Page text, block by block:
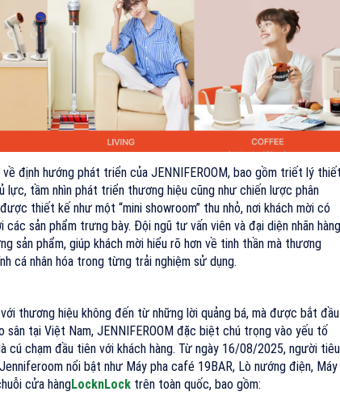
định hướng phát triển của JENNIFEROOM, bao gồm triết lý
lực, tầm nhìn phát triển thương hiệu cũng như chiến lược phân
thiết kế như một “mini showroom” thu nhỏ, nơi khách mời có
sản phẩm trưng bày. Đội ngũ tư vấn viên và đại diện nhãn hàng
sản phẩm, giúp khách mời hiểu rõ hơn về tinh thần mà thương
cá nhân hóa trong từng trải nghiệm sử dụng.
thương hiệu không đến từ những lời quảng bá, mà được bắt đầu
tại Việt Nam, JENNIFEROOM đặc biệt chú trọng vào yếu tố
chạm đầu tiên với khách hàng. Từ ngày 16/08/2025, người tiêu
nổi bật như Máy pha café 19BAR, Lò nướng điện, Máy
cửa hàngLocknLock trên toàn quốc, bao gồm: